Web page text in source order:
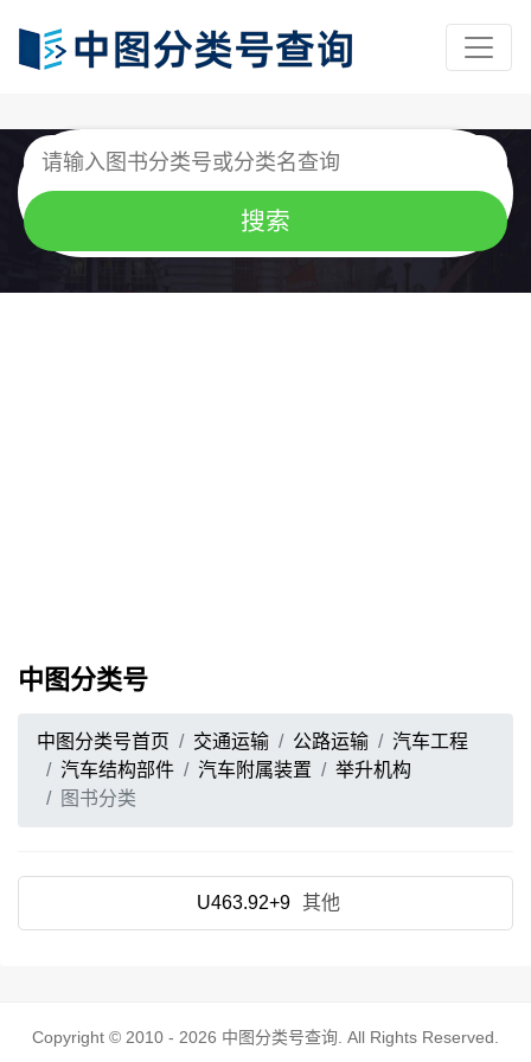
中图分类号
中图分类号首页 交通运输 公路运输
汽车工程
汽车结构部件
汽车附属装置
举升机构
图书分类
U463.92+9 其他
Copyright © 2010 - 2026 中图分类号查询 . All Rights Reserved.